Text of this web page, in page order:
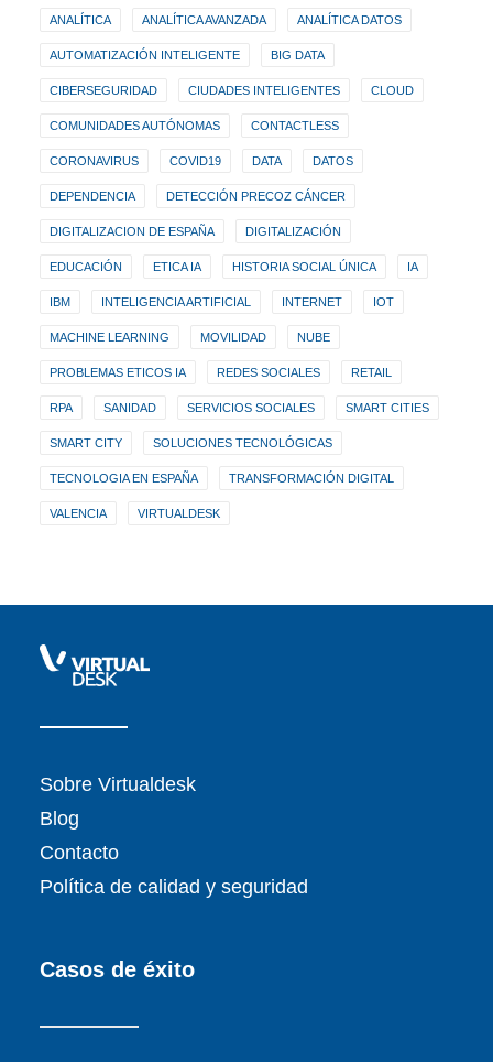
ANALÍTICA ANALÍTICA AVANZADA ANALÍTICA DATOS
AUTOMATIZACIÓN INTELIGENTE BIG DATA
CIBERSEGURIDAD CIUDADES INTELIGENTES CLOUD
COMUNIDADES AUTÓNOMAS CONTACTLESS
CORONAVIRUS COVID19 DATA DATOS
DEPENDENCIA DETECCIÓN PRECOZ CÁNCER
DIGITALIZACION DE ESPAÑA DIGITALIZACIÓN
EDUCACIÓN ETICA IA HISTORIA SOCIAL ÚNICA IA
IBM INTELIGENCIA ARTIFICIAL INTERNET IOT
MACHINE LEARNING MOVILIDAD NUBE
PROBLEMAS ETICOS IA REDES SOCIALES RETAIL
RPA SANIDAD SERVICIOS SOCIALES SMART CITIES
SMART CITY SOLUCIONES TECNOLÓGICAS
TECNOLOGIA EN ESPAÑA TRANSFORMACIÓN DIGITAL
VALENCIA VIRTUALDESK
Sobre Virtualdesk
Blog
Contacto
Política de calidad y seguridad
Casos de éxito